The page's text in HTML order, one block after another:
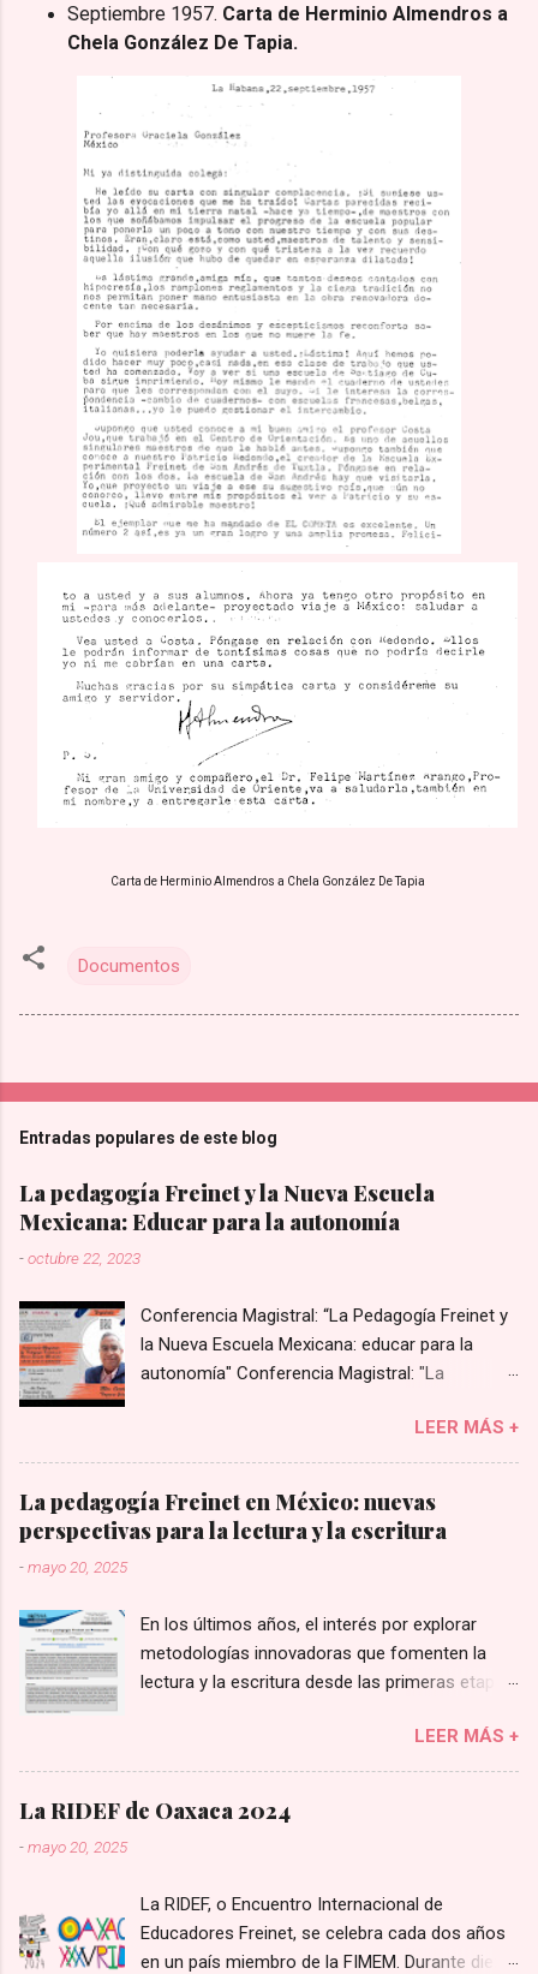
Septiembre 1957. Carta de Herminio Almendros a
Chela González De Tapia.
Carta de Herminio Almendros a Chela González De Tapia
Documentos
Entradas populares de este blog
La pedagogía Freinet y la Nueva Escuela
Mexicana: Educar para la autonomía
-octubre 22, 2023
Conferencia Magistral: “La Pedagogía Freinet y
la Nueva Escuela Mexicana: educar para la
autonomía" Conferencia Magistral: "La
educar para la autonomía”, impartida por
Cenobio Popoca Ochoa.
LEER MÁS +
La pedagogía Freinet en México: nuevas
perspectivas para la lectura y la escritura
-mayo 20, 2025
En los últimos años, el interés por explorar
metodologías innovadoras que fomenten la
lectura y la escritura desde las primeras etapas
históricos con nuevas perspectivas. En este
contexto, la pedagogía de Célestin Freinet ha
recientes en México, particularmente en
licenciatura en inclusión educativa. Lectura y
pedagogía Freinet en Preescolar En un artículo
LEER MÁS +
La RIDEF de Oaxaca 2024
-mayo 20, 2025
La RIDEF, o Encuentro Internacional de
Educadores Freinet, se celebra cada dos años
en un país miembro de la FIMEM. Durante diez